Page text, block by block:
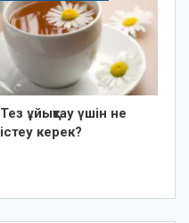
Тез ұйықтау үшін не
істеу керек?